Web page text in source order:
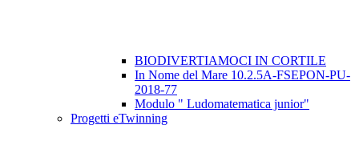
BIODIVERTIAMOCI IN CORTILE
In Nome del Mare 10.2.5A-FSEPON-PU-
2018-77
Modulo " Ludomatematica junior"
Progetti eTwinning